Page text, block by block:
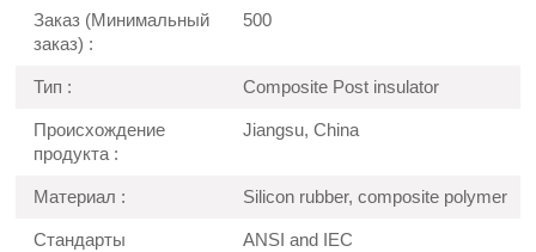
Заказ (Минимальный
заказ) :
500
Тип : Composite Post insulator
Происхождение
продукта :
Jiangsu, China
Материал : Silicon rubber, composite polymer
Стандарты
ANSI and IEC